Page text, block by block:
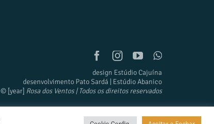
design Estúdio Cajuína
desenvolvimento Pato Sardá | Estúdio Abanico
© [year] Rosa dos Ventos | Todos os direitos reservados